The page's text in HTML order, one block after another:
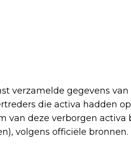
verzamelde gegevens
die activa hadden
van deze verborgen
volgens officiële bronnen.